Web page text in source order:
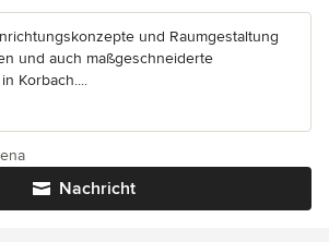
und Raumgestaltung
und auch maßgeschneiderte
Korbach....
Nachricht